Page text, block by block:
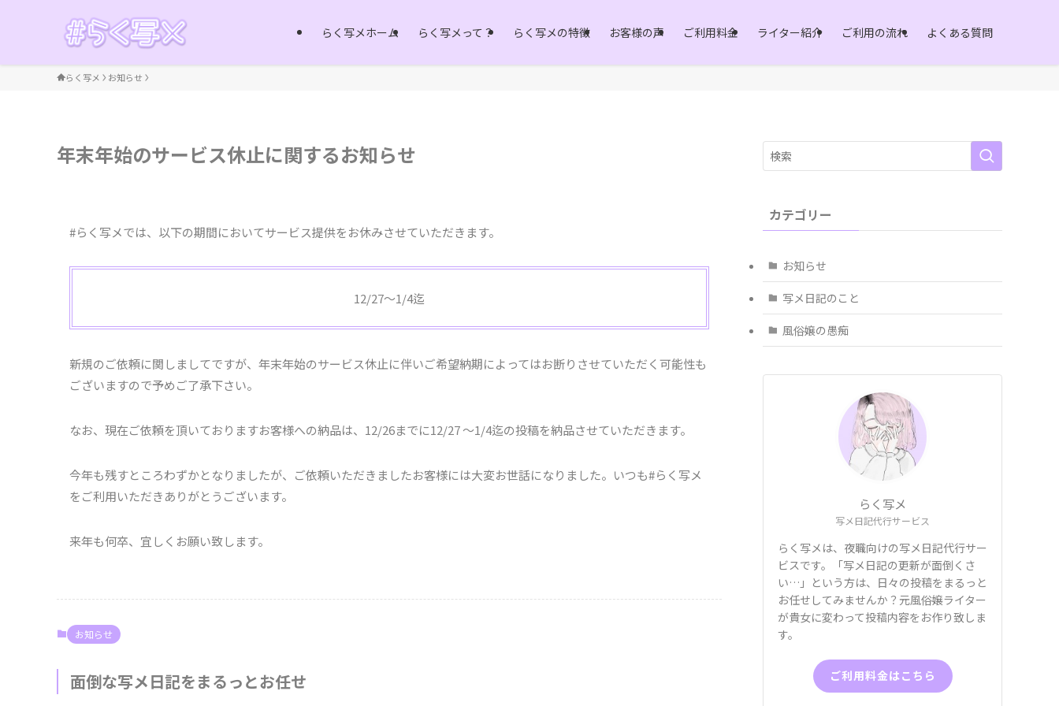
らく写メホーム らく写メって？ らく写メの特徴 お客様の声 ご利用料金 ライター紹介 ご利用の流れ よくある質問
らく写メ お知らせ
年末年始のサービス休止に関するお知らせ
#らく写メでは、以下の期間においてサービス提供をお休みさせていただきます。
12/27〜1/4迄
新規のご依頼に関しましてですが、年末年始のサービス休止に伴いご希望納期によってはお断りさせていただく可能性も
ございますので予めご了承下さい。
なお、現在ご依頼を頂いておりますお客様への納品は、12/26までに12/27 〜1/4迄の投稿を納品させていただきます。
今年も残すところわずかとなりましたが、ご依頼いただきましたお客様には大変お世話になりました。いつも#らく写メ
をご利用いただきありがとうございます。
来年も何卒、宜しくお願い致します。
お知らせ
面倒な写メ日記をまるっとお任せ
カテゴリー
お知らせ
写メ日記のこと
風俗嬢の愚痴
らく写メ
写メ日記代行サービス
らく写メは、夜職向けの写メ日記代行サー
ビスです。「写メ日記の更新が面倒くさ
い…」という方は、日々の投稿をまるっと
お任せしてみませんか？元風俗嬢ライター
が貴女に変わって投稿内容をお作り致しま
す。
ご利用料金はこちら